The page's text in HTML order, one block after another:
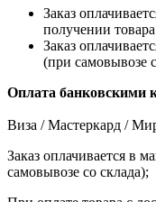
Заказ
получении
Заказ
(при самовывозе
Оплата банковскими
Виза / Мастеркард /
Заказ оплачивается в
самовывозе со склада);